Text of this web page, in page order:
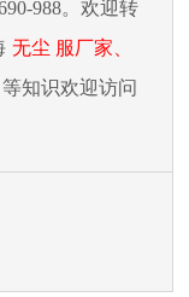
988。欢迎转
无尘 服厂家
等知识欢迎访问